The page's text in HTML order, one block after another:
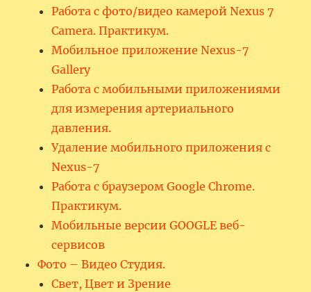
Работа с фото/видео камерой Nexus 7
Camera. Практикум.
Мобильное приложение Nexus-7
Gallery
Работа с мобильными приложениями
для измерения артериального
давления.
Удаление мобильного приложения с
Nexus-7
Работа с браузером Google Chrome.
Практикум.
Мобильные версии GOOGLE веб-
сервисов
Фото – Видео Студия.
Свет, Цвет и Зрение